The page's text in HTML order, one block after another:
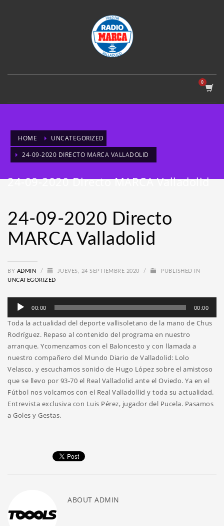
HOME
UNCATEGORIZED
24-09-2020 DIRECTO MARCA VALLADOLID
24-09-2020 Directo MARCA Valladolid
24-09-2020 Directo
MARCA Valladolid
BY ADMIN / JUEVES, 24 SEPTIEMBRE 2020 /
PUBLISHED IN
UNCATEGORIZED
Reproductor
audio
00:00 00:00
Toda la actualidad del deporte vallisoletano de la mano de Chus
Rodríguez. Repaso al contenido del programa en nuestro
arranque. Ycomenzamos con el Baloncesto y con llamada a
nuestro compañero del Mundo Diario de Valladolid: Lolo
Velasco, y escuchamos sonido de Hugo López sobre el amistoso
que se llevo por 93-70 el Real Valladolid ante el Oviedo. Ya en el
Fútbol nos volcamos con el Real Valladollid y toda su actualidad.
Entrevista exclusiva con Luis Pérez, jugador del Pucela. Pasamos
a Goles y Gestas.
ABOUT ADMIN